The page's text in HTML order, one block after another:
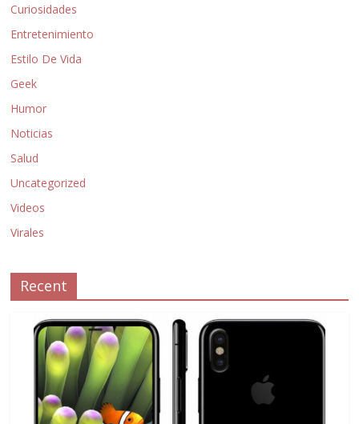
Curiosidades
Entretenimiento
Estilo De Vida
Geek
Humor
Noticias
Salud
Uncategorized
Videos
Virales
Recent